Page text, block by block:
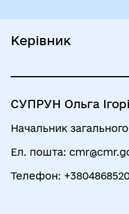
Четвер
Керівник
СУПРУН Ольга
Начальник загального
Ел. пошта:
Телефон: